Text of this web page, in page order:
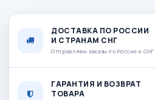
ДОСТАВКА ПО РОССИИ
И СТРАНАМ СНГ
Отправляем заказы по России и СНГ
ГАРАНТИЯ И ВОЗВРАТ
ТОВАРА